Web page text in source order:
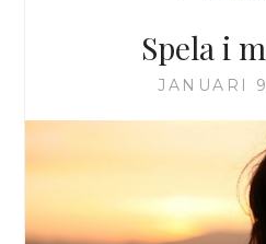
Spela i
JANUARI